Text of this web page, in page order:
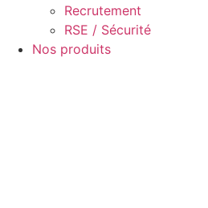
Recrutement
RSE / Sécurité
Nos produits